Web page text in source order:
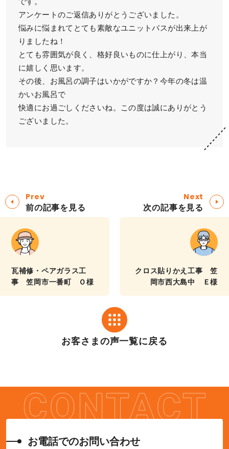
アンケートのご返信ありがとうございました。
悩みに悩まれてとても素敵なユニットバスが出来上が
りましたね！
とても雰囲気が良く、格好良いものに仕上がり、本当
に嬉しく思います。
その後、お風呂の調子はいかがですか？今年の冬は温
かいお風呂で
快適にお過ごしくださいね。この度は誠にありがとう
ございました。
Prev
前の記事を見る
瓦補修・ペアガラス工
事 笠岡市一番町 Ｏ様
お客さまの声一覧に戻る
Next
次の記事を見る
クロス貼りかえ工事 笠
岡市西大島中 Ｅ様
お電話でのお問い合わせ